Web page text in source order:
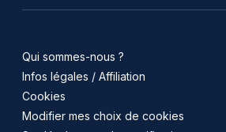
Qui sommes-nous ?
Infos légales / Affiliation
Cookies
Modifier mes choix de cookies